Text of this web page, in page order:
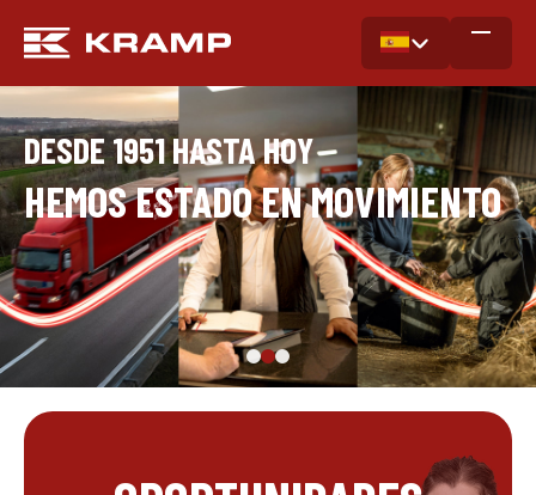
DESDE 1951 HASTA HOY
HEMOS ESTADO EN MOVIMIENTO